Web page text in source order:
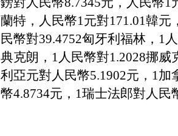
蘭特，人民幣1元對171.01韓元，
民幣對39.4752匈牙利福林，1
典克朗，1人民幣對1.2028挪威
利亞元對人民幣5.1902元，1加
幣4.8734元，1瑞士法郎對人民